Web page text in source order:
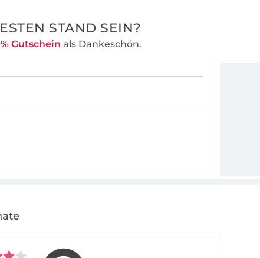
STAND SEIN?
Gutschein als Dankeschön.